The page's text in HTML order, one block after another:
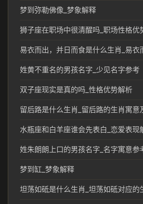
梦到弥勒佛像_梦象解释
狮子座在职场中很清醒吗_职场性格优
姓黄不重名的男孩名字_少见名字参考
双子座现实是真的吗_性格优势解析
留后路是什么生肖_留后路的生肖寓意
水瓶座和白羊座谁会先表白_恋爱表现
姓朱朗朗上口的男孩名字_名字寓意参
梦到缸_梦象解释
坦荡如砥是什么生肖_坦荡如砥对应的